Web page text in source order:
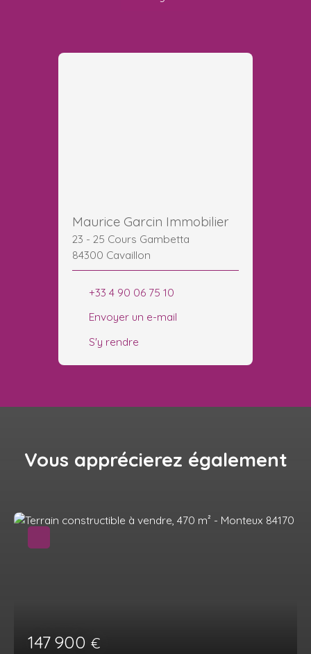
Maurice Garcin Immobilier
23 - 25 Cours Gambetta
84300 Cavaillon
+33 4 90 06 75 10
Envoyer un e-mail
S'y rendre
Vous apprécierez également
147 900 €